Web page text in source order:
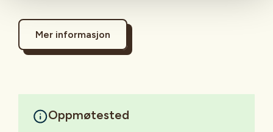
Mer informasjon
Oppmøtested